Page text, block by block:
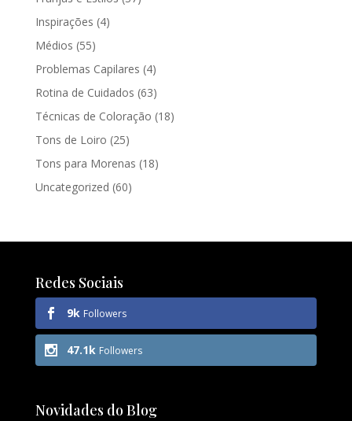
Inspirações (4)
Médios (55)
Problemas Capilares (4)
Rotina de Cuidados (63)
Técnicas de Coloração (18)
Tons de Loiro (25)
Tons para Morenas (18)
Uncategorized (60)
Redes Sociais
9k Followers
47.1k Followers
Novidades do Blog